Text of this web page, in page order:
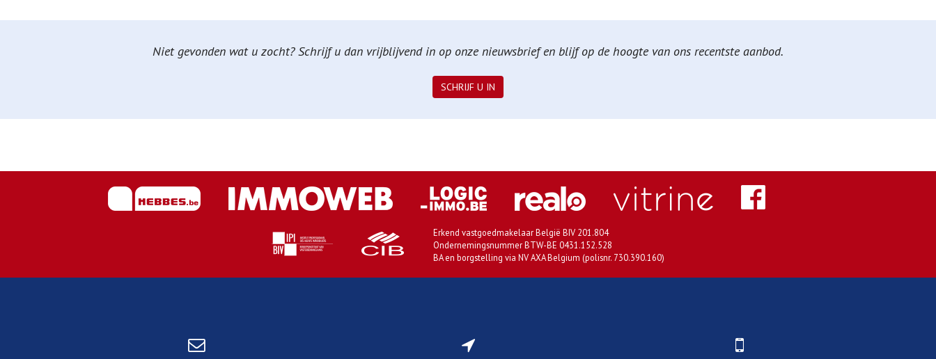
Niet gevonden wat u zocht? Schrijf u dan vrijblijvend in op onze nieuwsbrief en blijf op de hoogte van ons recentste aanbod.
SCHRIJF U IN
Erkend vastgoedmakelaar België BIV 201.804
Ondernemingsnummer BTW-BE 0431.152.528
BA en borgstelling via NV AXA Belgium (polisnr. 730.390.160)